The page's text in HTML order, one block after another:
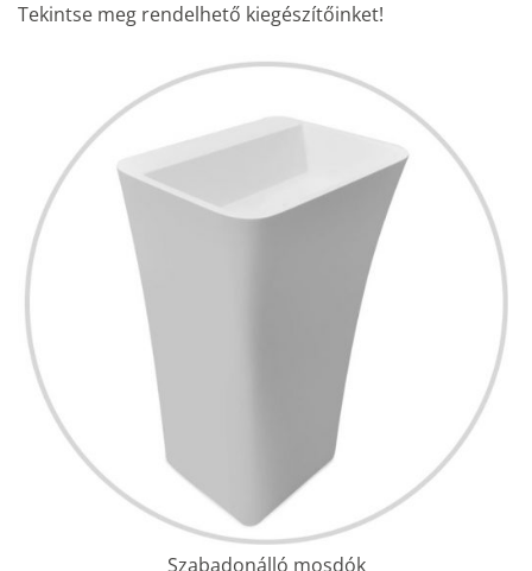
Tekintse meg rendelhető kiegészítőinket!
Szabadonálló mosdók